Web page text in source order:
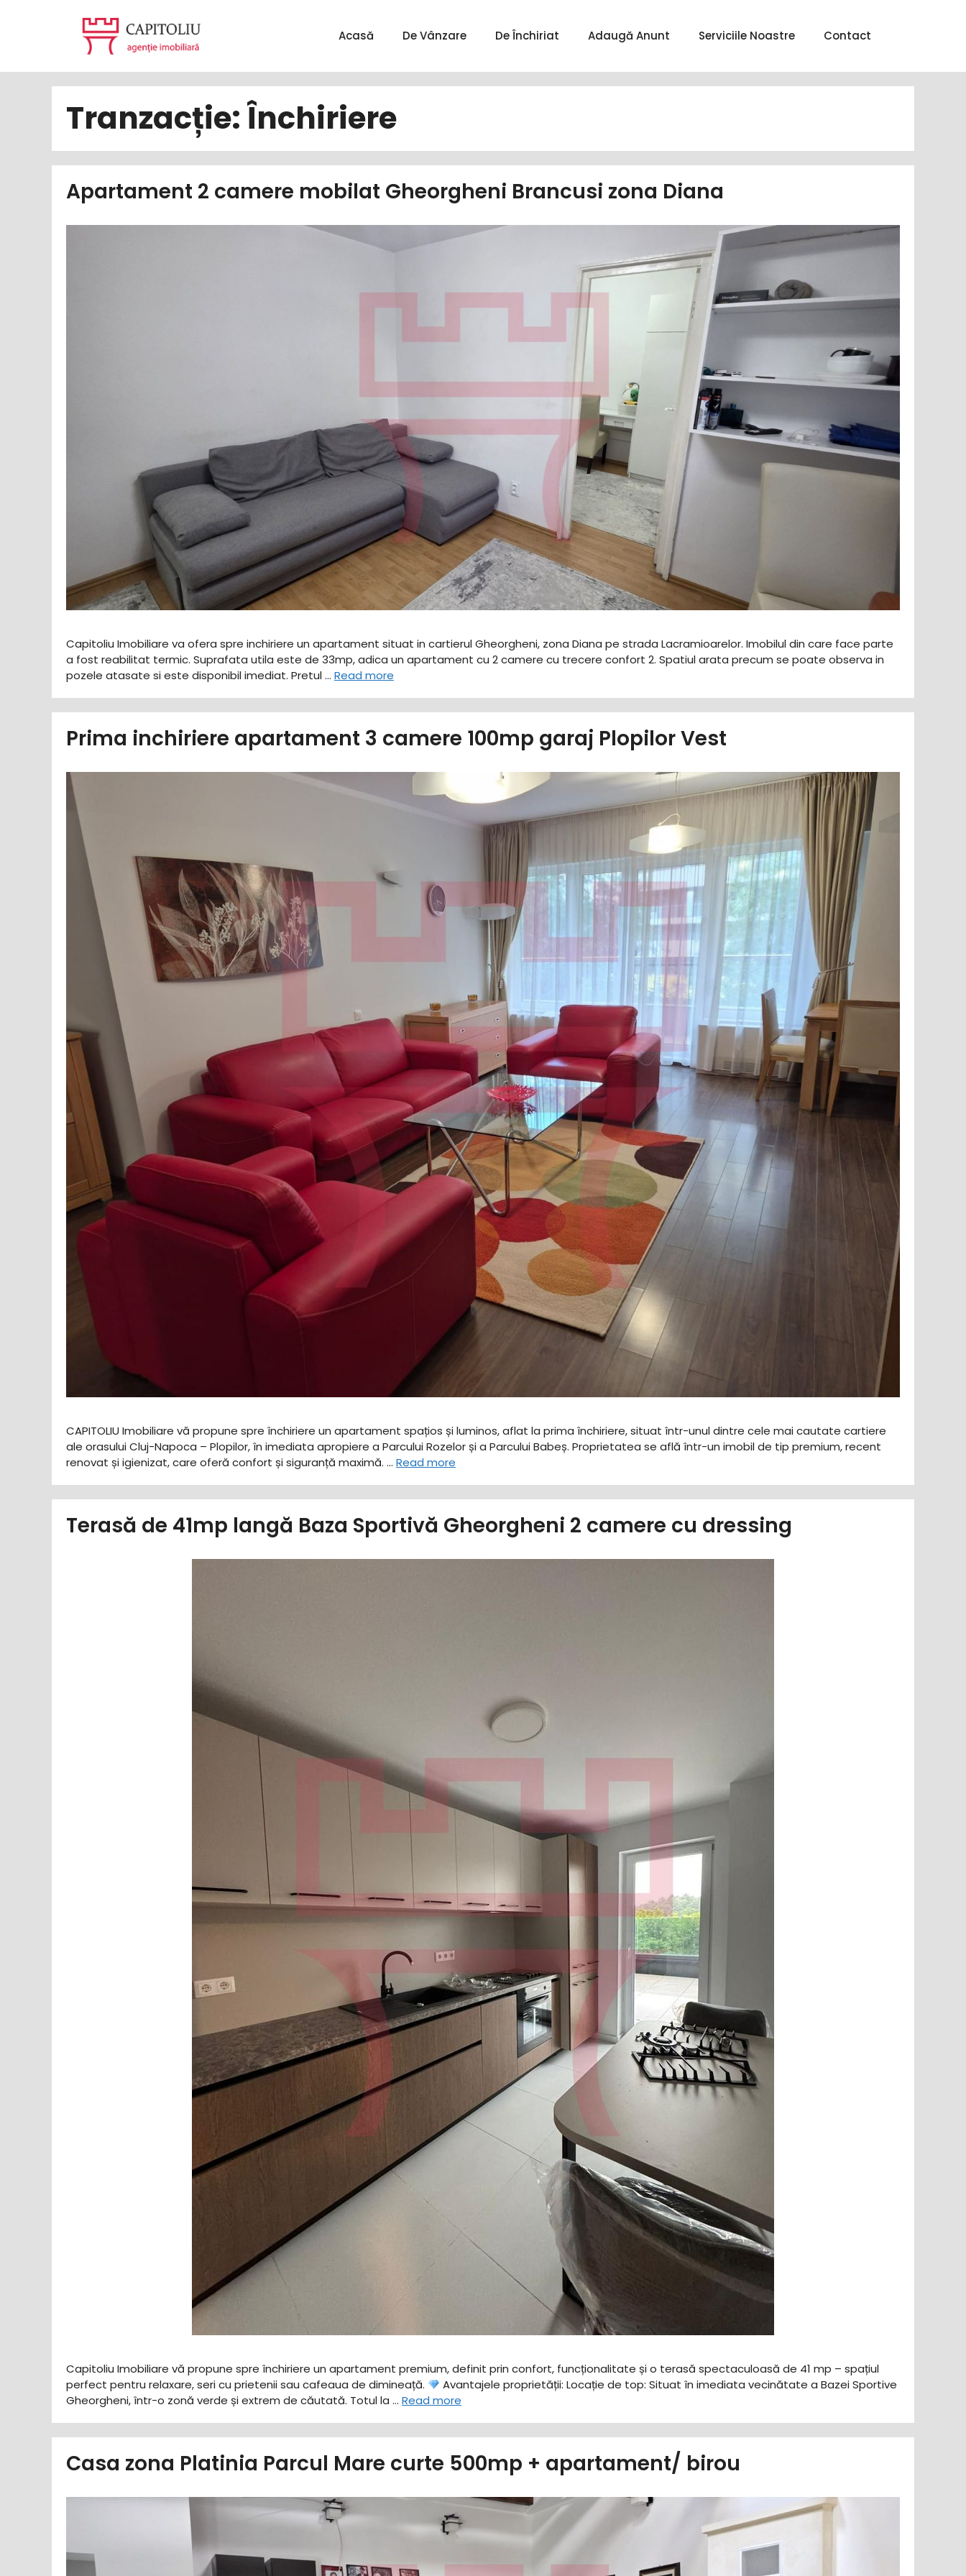
Acasă De Vânzare De Închiriat Adaugă Anunt Serviciile Noastre Contact
Tranzacție:Închiriere
Apartament 2 camere mobilat Gheorgheni Brancusi zona Diana
Capitoliu Imobiliare va ofera spre inchiriere un apartament situat in cartierul Gheorgheni, zona Diana pe strada Lacramioarelor. Imobilul din care face parte
a fost reabilitat termic. Suprafata utila este de 33mp, adica un apartament cu 2 camere cu trecere confort 2. Spatiul arata precum se poate observa in
pozele atasate si este disponibil imediat. Pretul … Read more
Prima inchiriere apartament 3 camere 100mp garaj Plopilor Vest
CAPITOLIU Imobiliare vă propune spre închiriere un apartament spațios și luminos, aflat la prima închiriere, situat într-unul dintre cele mai cautate cartiere
ale orasului Cluj-Napoca – Plopilor, în imediata apropiere a Parcului Rozelor și a Parcului Babeș. ​Proprietatea se află într-un imobil de tip premium, recent
renovat și igienizat, care oferă confort și siguranță maximă. … Read more
Terasă de 41mp langă Baza Sportivă Gheorgheni 2 camere cu dressing
Capitoliu Imobiliare vă propune spre închiriere un apartament premium, definit prin confort, funcționalitate și o terasă spectaculoasă de 41 mp – spațiul
perfect pentru relaxare, seri cu prietenii sau cafeaua de dimineață. ​
Avantajele proprietății: ​Locație de top: Situat în imediata vecinătate a Bazei Sportive
Gheorgheni, într-o zonă verde și extrem de căutată. ​Totul la … Read more
Casa zona Platinia Parcul Mare curte 500mp + apartament/ birou